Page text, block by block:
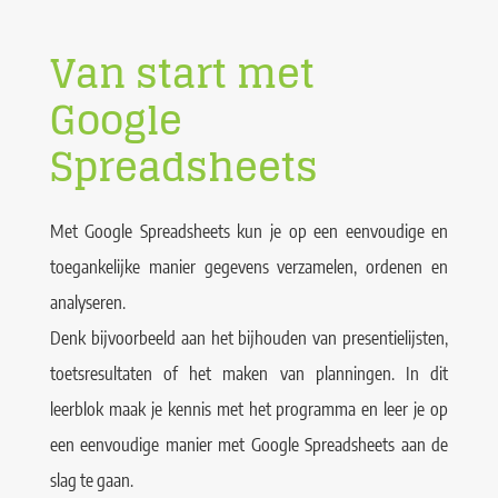
Van start met
Google
Spreadsheets
Met Google Spreadsheets kun je op een eenvoudige en
toegankelijke manier gegevens verzamelen, ordenen en
analyseren.
Denk bijvoorbeeld aan het bijhouden van presentielijsten,
toetsresultaten of het maken van planningen. In dit
leerblok maak je kennis met het programma en leer je op
een eenvoudige manier met Google Spreadsheets aan de
slag te gaan.